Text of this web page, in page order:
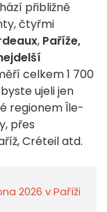
přibližně
čtyřmi
, Paříže,
celkem 1 700
ujeli jen
regionem Île-
přes
Créteil atd.
2026 v Paříži